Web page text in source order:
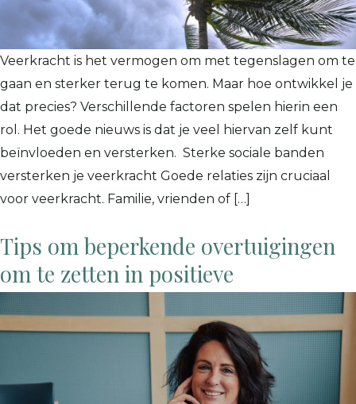
Veerkracht is het vermogen om met tegenslagen om te
gaan en sterker terug te komen. Maar hoe ontwikkel je
dat precies? Verschillende factoren spelen hierin een
rol. Het goede nieuws is dat je veel hiervan zelf kunt
beïnvloeden en versterken. Sterke sociale banden
versterken je veerkracht Goede relaties zijn cruciaal
voor veerkracht. Familie, vrienden of […]
Tips om beperkende overtuigingen
om te zetten in positieve